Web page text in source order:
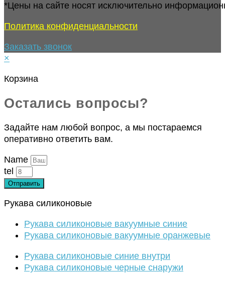
*Цены на сайте носят исключительно
Политика конфиденциальности
Заказать звонок
×
Корзина
Остались вопросы?
Задайте нам любой вопрос, а мы постараемся
оперативно ответить вам.
Name
tel
Отправить
Рукава силиконовые
Рукава силиконовые вакуумные синие
Рукава силиконовые вакуумные оранжевые
Рукава силиконовые синие внутри
Рукава силиконовые черные снаружи